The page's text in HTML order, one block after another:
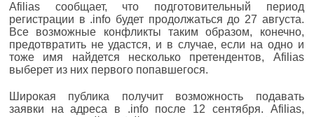
Afilias сообщает, что подготовительный период
регистрации в .info будет продолжаться до 27 августа.
Все возможные конфликты таким образом, конечно,
предотвратить не удастся, и в случае, если на одно и
тоже имя найдется несколько претендентов, Afilias
выберет из них первого попавшегося.
Широкая публика получит возможность подавать
заявки на адреса в .info после 12 сентября. Afilias,